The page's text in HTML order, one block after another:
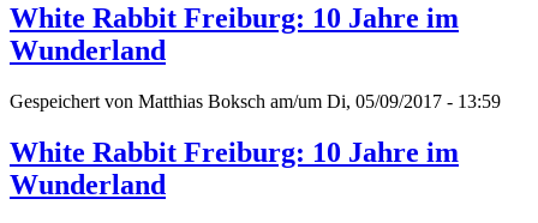
White Rabbit Freiburg: 10 Jahre im
Wunderland
Gespeichert von Matthias Boksch am/um Di, 05/09/2017 - 13:59
White Rabbit Freiburg: 10 Jahre im
Wunderland